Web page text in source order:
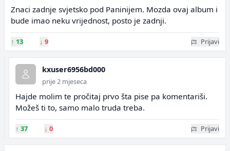
Znaci zadnje svjetsko pod Paninijem. Mozda ovaj album i
bude imao neku vrijednost, posto je zadnji.
↑ 13 ↓ 9 Prijavi
kxuser6956bd000
prije 2 mjeseca
Hajde molim te pročitaj prvo šta pise pa komentariši.
Možeš ti to, samo malo truda treba.
↑ 37 ↓ 0 Prijavi